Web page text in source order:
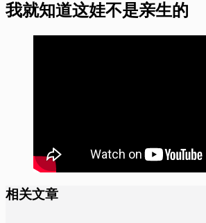
我就知道这娃不是亲生的
相关文章